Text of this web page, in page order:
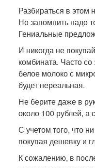
Разбираться в этом
Но запомнить надо
Гениальные
И никогда не
комбината. Часто
белое молоко с
будет нереальная.
Не берите даже в
около 100 рублей, а
С учетом того, что
покупая дешевку и
К сожалению, в